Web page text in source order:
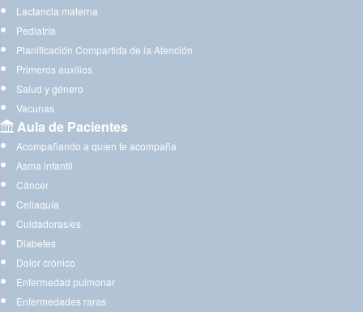
Lactancia materna
Pediatría
Planificación Compartida de la Atención
Primeros auxilios
Salud y género
Vacunas
Aula de Pacientes
Acompañando a quien te acompaña
Asma infantil
Cáncer
Celiaquía
Cuidadoras/es
Diabetes
Dolor crónico
Enfermedad pulmonar
Enfermedades raras